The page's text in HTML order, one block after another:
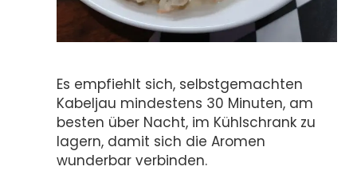
Es empfiehlt sich, selbstgemachten
Kabeljau mindestens 30 Minuten, am
besten über Nacht, im Kühlschrank zu
lagern, damit sich die Aromen
wunderbar verbinden.